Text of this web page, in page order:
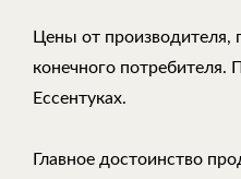
Цены от производителя,
конечного потребителя.
Ессентуках.
Главное достоинство